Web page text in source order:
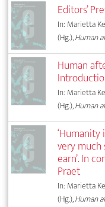
Editors’
In: Marietta
(Hg.),Human
Human
In: Marietta
(Hg.),Human
very
earn’. In
Praet
In: Marietta
(Hg.),Human